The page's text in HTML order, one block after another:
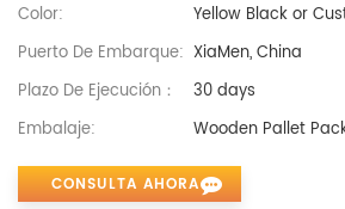
Color:
Yellow Black or
Puerto De Embarque: XiaMen, China
Plazo De Ejecución：
30 days
Embalaje:
Wooden Pallet
CONSULTA AHORA